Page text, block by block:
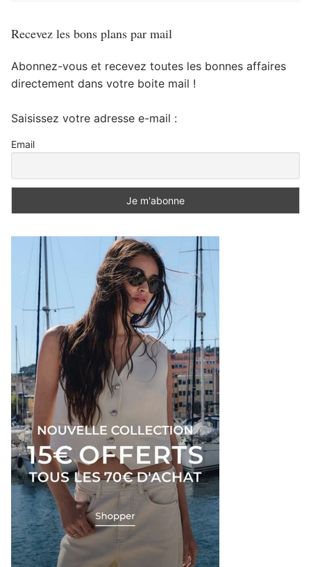
Recevez les bons plans par mail
Abonnez-vous et recevez toutes les bonnes affaires
directement dans votre boite mail !
Saisissez votre adresse e-mail :
Email